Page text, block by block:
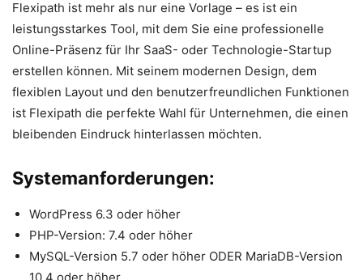
Flexipath ist mehr als nur eine Vorlage – es ist ein
leistungsstarkes Tool, mit dem Sie eine professionelle
Online-Präsenz für Ihr SaaS- oder Technologie-Startup
erstellen können. Mit seinem modernen Design, dem
flexiblen Layout und den benutzerfreundlichen Funktionen
ist Flexipath die perfekte Wahl für Unternehmen, die einen
bleibenden Eindruck hinterlassen möchten.
Systemanforderungen:
WordPress 6.3 oder höher
PHP-Version: 7.4 oder höher
MySQL-Version 5.7 oder höher ODER MariaDB-Version